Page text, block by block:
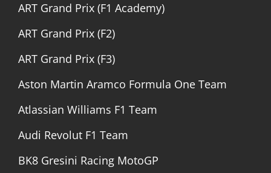
ART Grand Prix (F1 Academy)
ART Grand Prix (F2)
ART Grand Prix (F3)
Aston Martin Aramco Formula One Team
Atlassian Williams F1 Team
Audi Revolut F1 Team
BK8 Gresini Racing MotoGP